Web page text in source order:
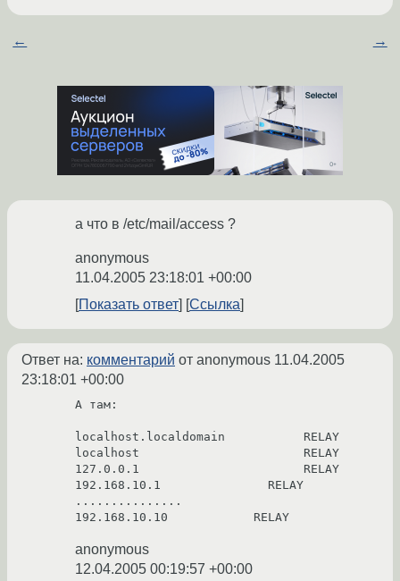
← →
а что в /etc/mail/access ?
anonymous
11.04.2005 23:18:01 +00:00
Показать ответ
Ссылка
Ответ на: комментарий от anonymous 11.04.2005
23:18:01 +00:00
А там:
localhost.localdomain           RELAY
localhost                       RELAY
127.0.0.1                       RELAY
192.168.10.1               RELAY
...............
192.168.10.10            RELAY
anonymous
12.04.2005 00:19:57 +00:00